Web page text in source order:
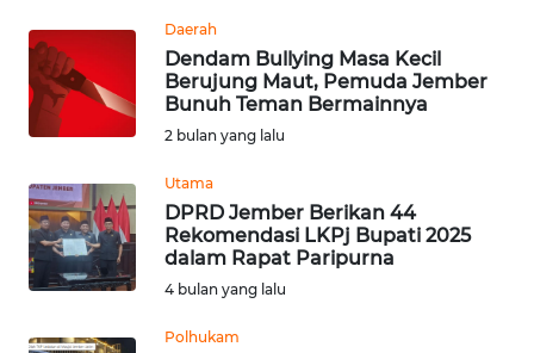
Daerah
Dendam Bullying Masa Kecil
Berujung Maut, Pemuda Jember
Bunuh Teman Bermainnya
2 bulan yang lalu
Utama
DPRD Jember Berikan 44
Rekomendasi LKPj Bupati 2025
dalam Rapat Paripurna
4 bulan yang lalu
Polhukam
EKUIN
SAINS-TEKNO
INTERNASIONAL